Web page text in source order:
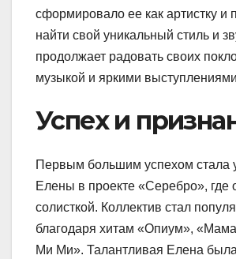
сформировало ее как артистку и
найти свой уникальный стиль и
продолжает радовать своих
музыкой и яркими
Успех и
Первым большим успехом стала
Елены в проекте «Серебро», где
солисткой. Коллектив стал
благодаря хитам «Опиум»,
Ми Ми». Талантливая Елена была